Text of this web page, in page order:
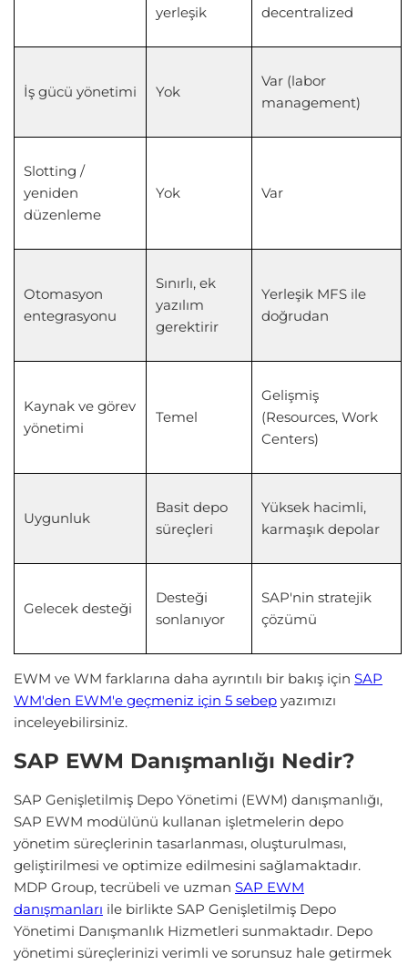
yerleşik
decentralized
İş gücü yönetimi Yok
Var (labor
management)
Slotting /
yeniden
düzenleme
Yok Var
Otomasyon
entegrasyonu
Sınırlı, ek
yazılım
gerektirir
Yerleşik MFS ile
doğrudan
Kaynak ve görev
yönetimi
Temel
Gelişmiş
(Resources, Work
Centers)
Uygunluk
Basit depo
süreçleri
Yüksek hacimli,
karmaşık depolar
Gelecek desteği
Desteği
sonlanıyor
SAP'nin stratejik
çözümü
EWM ve WM farklarına daha ayrıntılı bir bakış için SAP
WM'den EWM'e geçmeniz için 5 sebep yazımızı
inceleyebilirsiniz.
SAP EWM Danışmanlığı Nedir?
SAP Genişletilmiş Depo Yönetimi (EWM) danışmanlığı,
SAP EWM modülünü kullanan işletmelerin depo
yönetim süreçlerinin tasarlanması, oluşturulması,
geliştirilmesi ve optimize edilmesini sağlamaktadır.
MDP Group, tecrübeli ve uzman SAP EWM
danışmanları ile birlikte SAP Genişletilmiş Depo
Yönetimi Danışmanlık Hizmetleri sunmaktadır. Depo
yönetimi süreçlerinizi verimli ve sorunsuz hale getirmek